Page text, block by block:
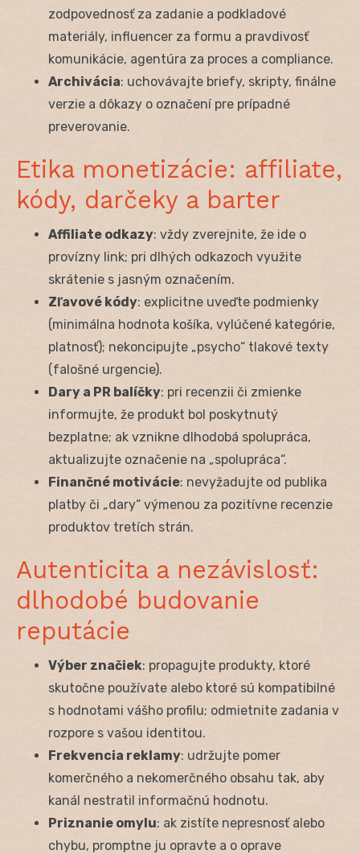
zodpovednosť za zadanie a podkladové
materiály, influencer za formu a pravdivosť
komunikácie, agentúra za proces a compliance.
Archivácia: uchovávajte briefy, skripty, finálne
verzie a dôkazy o označení pre prípadné
preverovanie.
Etika monetizácie: affiliate,
kódy, darčeky a barter
Affiliate odkazy: vždy zverejnite, že ide o
provízny link; pri dlhých odkazoch využite
skrátenie s jasným označením.
Zľavové kódy: explicitne uveďte podmienky
(minimálna hodnota košíka, vylúčené kategórie,
platnosť); nekoncipujte „psycho“ tlakové texty
(falošné urgencie).
Dary a PR balíčky: pri recenzii či zmienke
informujte, že produkt bol poskytnutý
bezplatne; ak vznikne dlhodobá spolupráca,
aktualizujte označenie na „spolupráca“.
Finančné motivácie: nevyžadujte od publika
platby či „dary“ výmenou za pozitívne recenzie
produktov tretích strán.
Autenticita a nezávislosť:
dlhodobé budovanie
reputácie
Výber značiek: propagujte produkty, ktoré
skutočne používate alebo ktoré sú kompatibilné
s hodnotami vášho profilu; odmietnite zadania v
rozpore s vašou identitou.
Frekvencia reklamy: udržujte pomer
komerčného a nekomerčného obsahu tak, aby
kanál nestratil informačnú hodnotu.
Priznanie omylu: ak zistíte nepresnosť alebo
chybu, promptne ju opravte a o oprave